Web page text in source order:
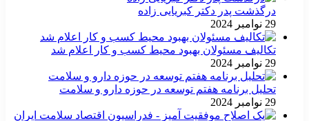
درگذشت پدر دکتر کبریایی زاده
29 نوامبر 2024
تکالیف مسئولان بهبود محیط کسب و کار اعلام شد
29 نوامبر 2024
تحلیل برنامه هفتم توسعه در حوزه دارو و سلامت
29 نوامبر 2024